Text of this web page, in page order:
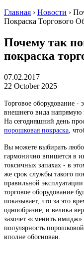
Главная › Новости ›
Покраска Торгового
Почему так
покраска
07.02.2017
22 October 2025
Торговое оборудование -
внешнего вида напрямую
На сегодняшний день
порошковая покраска ,
Вы можете выбирать
гармонично впишется в
токсичных запахах - в
же срок службы такого
правильной
торговое оборудование
показывает, что за это
однообразие, и велика
захочет «сменить
популярность
вполне обоснован.